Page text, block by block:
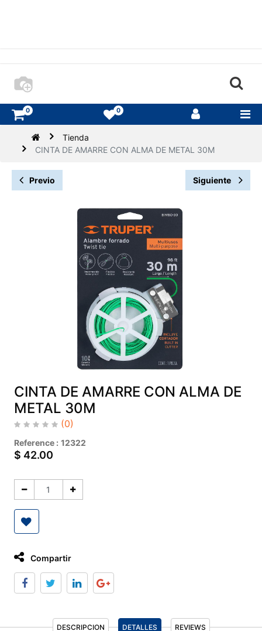
0 0
Tienda
CINTA DE AMARRE CON ALMA DE METAL 30M
Previo Siguiente
CINTA DE AMARRE CON ALMA DE
METAL 30M
(0)
Reference : 12322
$ 42.00
Compartir
DESCRIPCION DETALLES REVIEWS